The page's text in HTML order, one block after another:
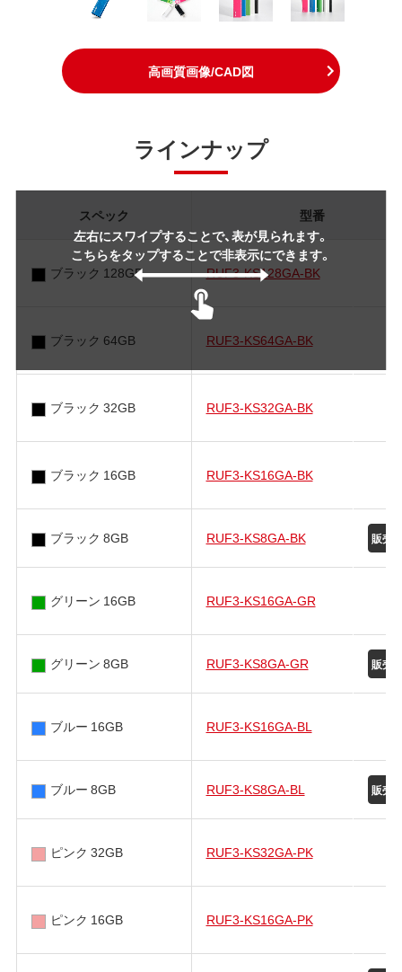
高画質画像/CAD図
ラインナップ
左右にスワイプすることで、表が見られます。
こちらをタップすることで非表示にできます。
スペック 型番
ブラック 128GB RUF3-KS128GA-BK
ブラック 64GB RUF3-KS64GA-BK
ブラック 32GB RUF3-KS32GA-BK
ブラック 16GB RUF3-KS16GA-BK
ブラック 8GB RUF3-KS8GA-BK
グリーン 16GB RUF3-KS16GA-GR
グリーン 8GB RUF3-KS8GA-GR
ブルー 16GB RUF3-KS16GA-BL
ブルー 8GB RUF3-KS8GA-BL
ピンク 32GB RUF3-KS32GA-PK
ピンク 16GB RUF3-KS16GA-PK